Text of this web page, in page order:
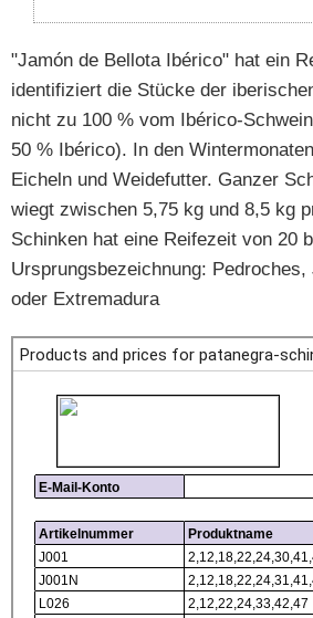
"Jamón de Bellota Ibérico" hat ein
identifiziert die Stücke der
nicht zu 100 % vom Ibérico-
50 % Ibérico). In den
Eicheln und Weidefutter. Ganzer
wiegt zwischen 5,75 kg und 8,5 kg
Schinken hat eine Reifezeit von 20
Ursprungsbezeichnung: Pedroches,
oder Extremadura